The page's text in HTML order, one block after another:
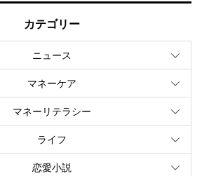
カテゴリー
ニュース
マネーケア
マネーリテラシー
ライフ
恋愛小説